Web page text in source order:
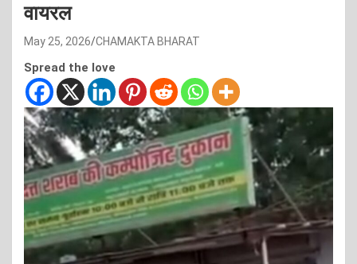
वायरल
May 25, 2026 CHAMAKTA BHARAT
Spread the love